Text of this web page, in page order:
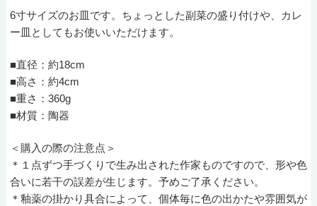
6寸サイズのお皿です。ちょっとした副菜の盛り付けや、カレ
ー皿としてもお使いいただけます。
■直径：約18cm
■高さ：約4cm
■重さ：360g
■材質：陶器
＜購入の際の注意点＞
＊１点ずつ手づくりで生み出された作家ものですので、形や色
合いに若干の誤差が生じます。予めご了承ください。
＊釉薬の掛かり具合によって、個体毎に色の出かたや雰囲気が